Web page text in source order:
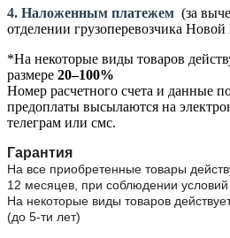
4. Наложенным платежем (за
отделении грузоперевозчика
*На некоторые виды товаров
размере 20–100%
Номер расчетного счета и данные
предоплаты высылаются на
телеграм или смс.
Гарантия
На все приобретенные товары
12 месяцев, при соблюдении условий
На некоторые виды товаров
(до 5-ти лет)